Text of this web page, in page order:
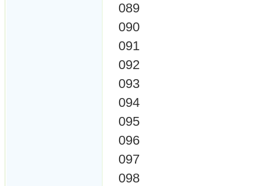
089
090
091
092
093
094
095
096
097
098